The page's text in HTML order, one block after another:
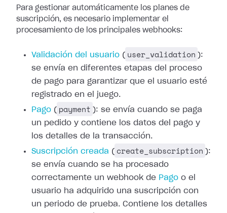
Para gestionar automáticamente los planes de
suscripción, es necesario
implementar el
procesamiento de los principales webhooks:
Validación del usuario ( user_validation ):
se envía en diferentes etapas del proceso
de pago para garantizar que el usuario esté
registrado en el juego.
Pago ( payment ): se envía cuando se paga
un pedido y contiene los datos del pago y
los detalles de la transacción.
Suscripción creada ( create_subscription ):
se envía cuando se ha procesado
correctamente un webhook de Pago o el
usuario ha adquirido una suscripción con
un periodo de prueba. Contiene los detalles